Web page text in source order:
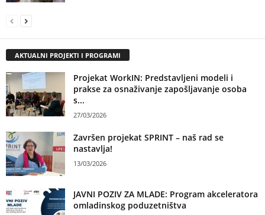
AKTUALNI PROJEKTI I PROGRAMI
Projekat WorkIN: Predstavljeni modeli i
prakse za osnaživanje zapošljavanje osoba
s...
27/03/2026
Završen projekat SPRINT – naš rad se
nastavlja!
13/03/2026
JAVNI POZIV ZA MLADE: Program akceleratora
omladinskog poduzetništva